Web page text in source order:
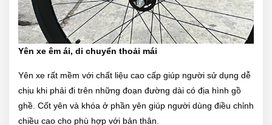
Yên xe êm ái, di chuyển thoải mái
Yên xe rất mềm với chất liệu cao cấp giúp người sử dụng dễ
chịu khi phải đi trên những đoạn đường dài có địa hình gồ
ghề. Cốt yên và khóa ở phần yên giúp người dùng điều chỉnh
chiều cao cho phù hợp với bản thân.